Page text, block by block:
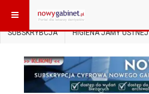
JESTEŚ TUTAJ: START
SUBSKRYBCJA HIGIENA JAMY USTNEJ